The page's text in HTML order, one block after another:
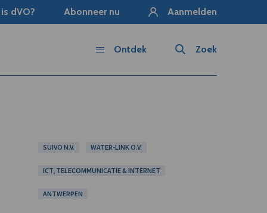
dVO? Abonneer nu Aanmelden
Zoek
Ontdek
SUIVO N.V. WATER-LINK O.V.
ICT, TELECOMMUNICATIE & INTERNET
ANTWERPEN